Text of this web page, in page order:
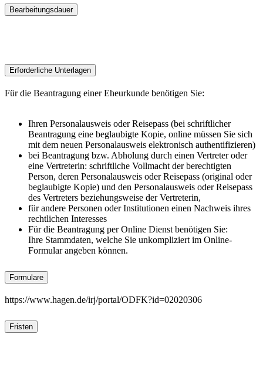
Bearbeitungsdauer
Erforderliche Unterlagen
Für die Beantragung einer Eheurkunde benötigen Sie:
Ihren Personalausweis oder Reisepass (bei schriftlicher
Beantragung eine beglaubigte Kopie, online müssen Sie sich
mit dem neuen Personalausweis elektronisch authentifizieren)
bei Beantragung bzw. Abholung durch einen Vertreter oder
eine Vertreterin: schriftliche Vollmacht der berechtigten
Person, deren Personalausweis oder Reisepass (original oder
beglaubigte Kopie) und den Personalausweis oder Reisepass
des Vertreters beziehungsweise der Vertreterin,
für andere Personen oder Institutionen einen Nachweis ihres
rechtlichen Interesses
Für die Beantragung per Online Dienst benötigen Sie:
Ihre Stammdaten, welche Sie unkompliziert im Online-
Formular angeben können.
Formulare
https://www.hagen.de/irj/portal/ODFK?id=02020306
Fristen